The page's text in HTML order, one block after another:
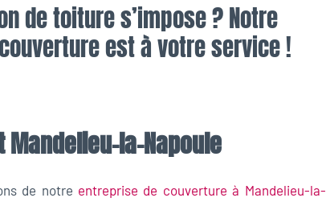
de toiture s’impose ? Notre
est à votre service !
la-Napoule
de notre entreprise de couverture à Mandelieu-la-